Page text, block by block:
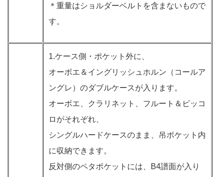
＊重量はショルダーベルトを含まないもので
す。
1.ケース側・ポケット外に、
オーボエ＆イングリッシュホルン（コールア
ングレ）のダブルケースが入ります。
オーボエ、クラリネット、フルート＆ピッコ
ロがそれぞれ、
シングルハードケースのまま、吊ポケット内
に収納できます。
反対側のペタポケットには、B4譜面が入り